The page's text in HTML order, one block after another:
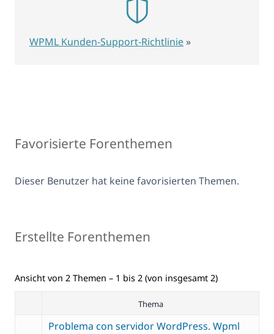
Favorisierte Forenthemen
Dieser Benutzer hat keine favorisierten Themen.
Erstellte Forenthemen
Ansicht von 2 Themen – 1 bis 2 (von insgesamt 2)
Thema
Problema con servidor WordPress. Wpml
WPML Kunden-Support-Richtlinie »